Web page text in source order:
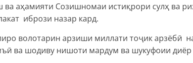
ва аҳамияти Созишномаи истиқрори сулҳ ва
ибрози назар кард.
волотарин арзиши миллати тоҷик арзёбӣ
ва шодиву нишоти мардум ва шукуфоии диёр